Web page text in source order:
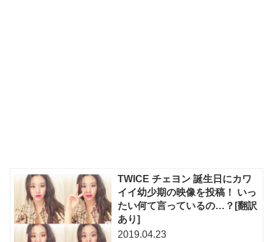
TWICE チェヨン 誕生日にカワ
イイ幼少期の映像を投稿！ いっ
たい何て言っているの…？[翻訳
あり]
2019.04.23